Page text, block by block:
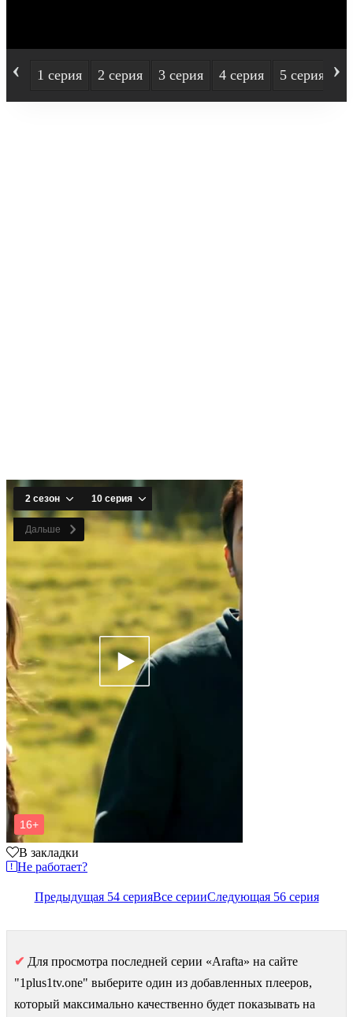
‹ 1 серия 2 серия 3 серия 4 серия 5 серия ›
В закладки
Не работает?
Предыдущая 54 серияВсе серииСледующая 56 серия
✔ Для просмотра последней серии «Arafta» на сайте
"1plus1tv.one" выберите один из добавленных плееров,
который максимально качественно будет показывать на